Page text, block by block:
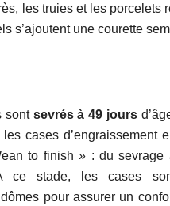
les truies et les porcelets
s’ajoutent une courette
sont sevrés à 49 jours
cases d’engraissement
to finish » : du sevrage
ce stade, les cases
pour assurer un